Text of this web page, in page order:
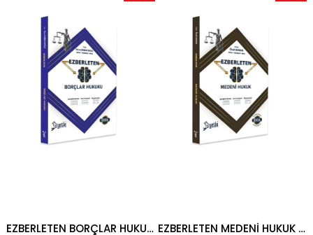
EZBERLETEN BORÇLAR HUKUKU 2026
EZBERLETEN MEDENİ HUKUK 2026